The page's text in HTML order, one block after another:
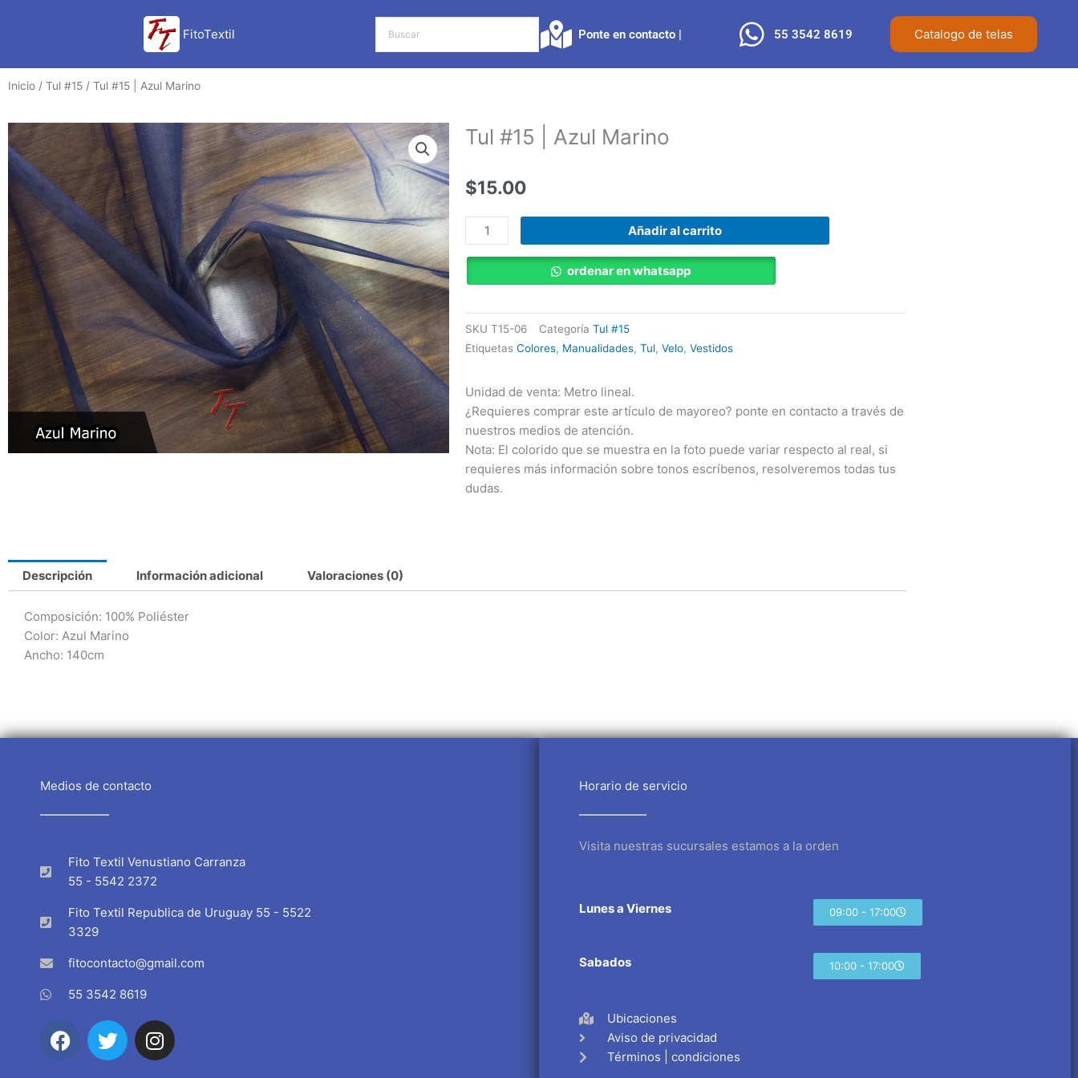
FitoTextil Ponte en contacto |​ 55 3542 8619 Catalogo de telas
Inicio / Tul #15 / Tul #15 | Azul Marino
Tul #15 | Azul Marino
$15.00
#15
|
Azul
cantidad
Añadir al carrito
ordenar en whatsapp
SKU T15-06 Categoría Tul #15
Etiquetas Colores, Manualidades, Tul, Velo, Vestidos
Unidad de venta: Metro lineal.
¿Requieres comprar este artículo de mayoreo? ponte en contacto a través de
nuestros medios de atención.
Nota: El colorido que se muestra en la foto puede variar respecto al real, si
requieres más información sobre tonos escríbenos, resolveremos todas tus
dudas.
Descripción Información adicional Valoraciones (0)
Composición: 100% Poliéster
Color: Azul Marino
Ancho: 140cm
Medios de contacto
Fito Textil Venustiano Carranza
55 - 5542 2372
Fito Textil Republica de Uruguay 55 - 5522
3329
fitocontacto@gmail.com
55 3542 8619
F
a
T
w
I
n
Horario de servicio
Visita nuestras sucursales estamos a la orden
Lunes a Viernes 09:00 - 17:00
Sabados 10:00 - 17:00
Ubicaciones
Aviso de privacidad
Términos | condiciones